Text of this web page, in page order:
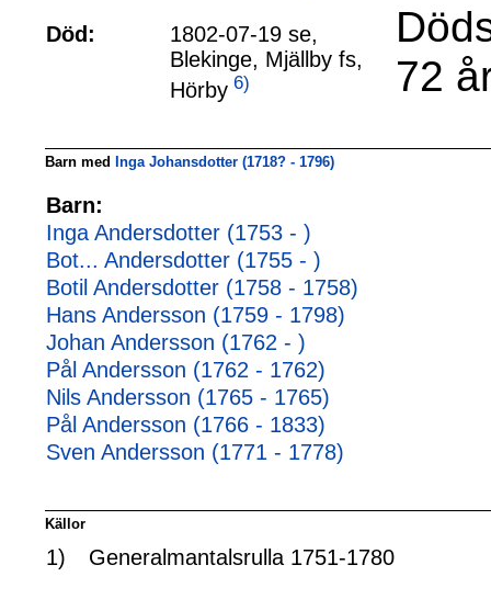
Död:
1802-07-19 se,
Blekinge, Mjällby fs,
Hörby 6)
72
Barn med Inga Johansdotter (1718? - 1796)
Barn:
Inga Andersdotter (1753 - )
Bot... Andersdotter (1755 - )
Botil Andersdotter (1758 - 1758)
Hans Andersson (1759 - 1798)
Johan Andersson (1762 - )
Pål Andersson (1762 - 1762)
Nils Andersson (1765 - 1765)
Pål Andersson (1766 - 1833)
Sven Andersson (1771 - 1778)
Källor
1) Generalmantalsrulla 1751-1780